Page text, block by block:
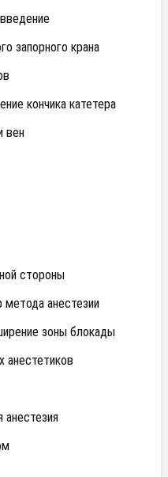
запорного крана
кончика катетера
вен
стороны
анестезии
зоны блокады
анестетиков
анестезия